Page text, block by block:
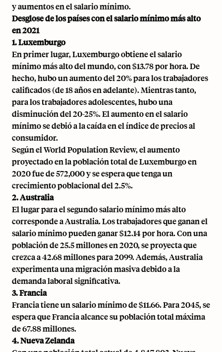
y aumentos en el salario mínimo.
Desglose de los países con el salario mínimo más alto
en 2021
1. Luxemburgo
En primer lugar, Luxemburgo obtiene el salario
mínimo más alto del mundo, con $13.78 por hora. De
hecho, hubo un aumento del 20% para los trabajadores
calificados (de 18 años en adelante). Mientras tanto,
para los trabajadores adolescentes, hubo una
disminución del 20-25%. El aumento en el salario
mínimo se debió a la caída en el índice de precios al
consumidor.
Según el World Population Review, el aumento
proyectado en la población total de Luxemburgo en
2020 fue de 572,000 y se espera que tenga un
crecimiento poblacional del 2.5%.
2. Australia
El lugar para el segundo salario mínimo más alto
corresponde a Australia.Los trabajadores que ganan el
salario mínimo pueden ganar $12.14 por hora. Con una
población de 25.5 millones en 2020, se proyecta que
crezca a 42.68 millones para 2099. Además, Australia
experimenta una migración masiva debido a la
demanda laboral significativa.
3. Francia
Francia tiene un salario mínimo de $11.66. Para 2045, se
espera que Francia alcance su población total máxima
de 67.88 millones.
4. Nueva Zelanda